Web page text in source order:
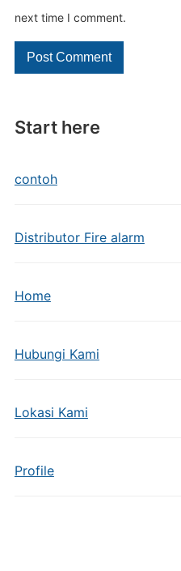
Start here
contoh
Distributor Fire alarm
Home
Hubungi Kami
Lokasi Kami
Profile
next time I comment.